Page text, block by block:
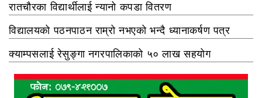
रातचौरका विद्यार्थीलाई न्यानो कपडा वितरण
विद्यालयको पठनपाठन राम्रो नभएको भन्दै ध्यानाकर्षण पत्र
क्याम्पसलाई रेसुङ्गा नगरपालिकाको ५० लाख सहयोग